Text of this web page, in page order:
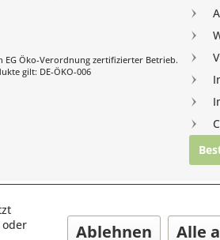
EG Öko-Verordnung zertifizierter Betrieb.
gilt: DE-ÖKO-006
| 45659 Recklinghausen
muehle.de
Ablehnen Alle